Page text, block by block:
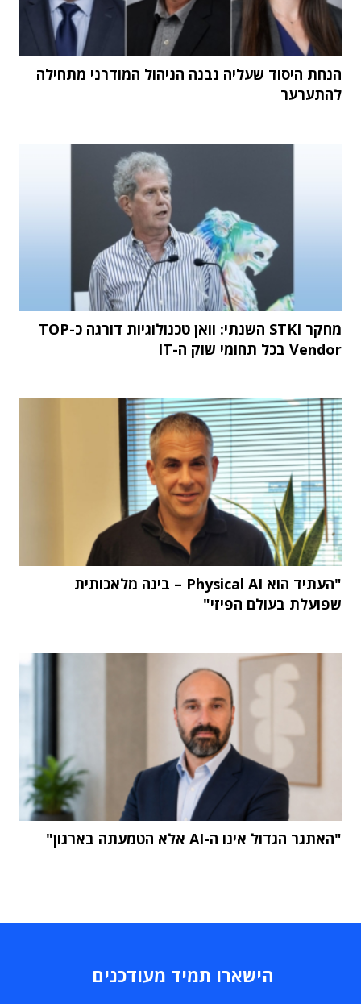
הנחת היסוד שעליה נבנה הניהול המודרני מתחילה
להתערער
מחקר STKI השנתי: וואן טכנולוגיות דורגה כ-TOP
Vendor בכל תחומי שוק ה-IT
"העתיד הוא Physical AI – בינה מלאכותית
שפועלת בעולם הפיזי"
"האתגר הגדול אינו ה-AI אלא הטמעתה בארגון"
הישארו תמיד מעודכנים